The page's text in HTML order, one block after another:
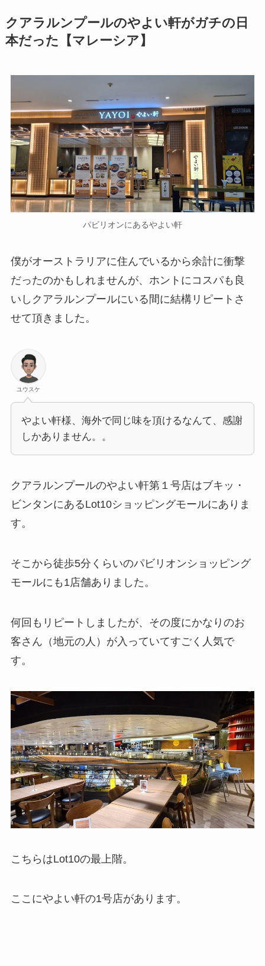
クアラルンプールのやよい軒がガチの日
本だった【マレーシア】
パビリオンにあるやよい軒
僕がオーストラリアに住んでいるから余計に衝撃
だったのかもしれませんが、ホントにコスパも良
いしクアラルンプールにいる間に結構リピートさ
せて頂きました。
ユウスケ
やよい軒様、海外で同じ味を頂けるなんて、感謝
しかありません。。
クアラルンプールのやよい軒第１号店はブキッ・
ビンタンにあるLot10ショッピングモールにありま
す。
そこから徒歩5分くらいのパビリオンショッピング
モールにも1店舗ありました。
何回もリピートしましたが、その度にかなりのお
客さん（地元の人）が入っていてすごく人気で
す。
こちらはLot10の最上階。
ここにやよい軒の1号店があります。